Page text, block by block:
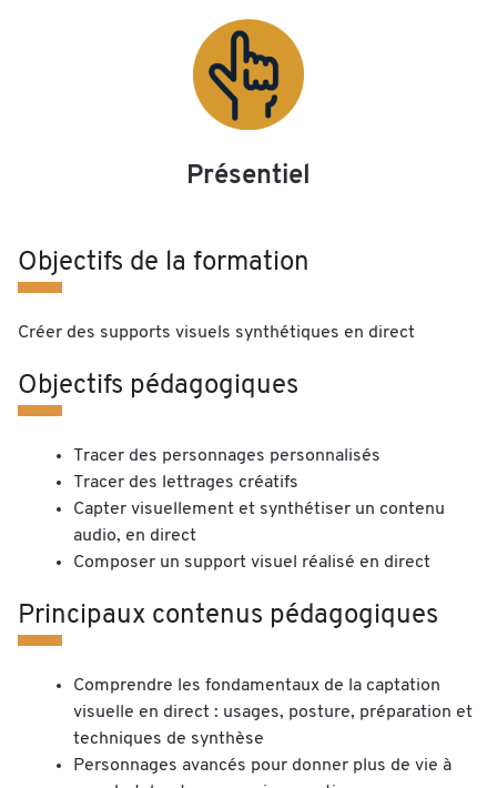
Présentiel
Objectifs de la formation
Créer des supports visuels synthétiques en direct
Objectifs pédagogiques
Tracer des personnages personnalisés
Tracer des lettrages créatifs
Capter visuellement et synthétiser un contenu
audio, en direct
Composer un support visuel réalisé en direct
Principaux contenus pédagogiques
Comprendre les fondamentaux de la captation
visuelle en direct : usages, posture, préparation et
techniques de synthèse
Personnages avancés pour donner plus de vie à